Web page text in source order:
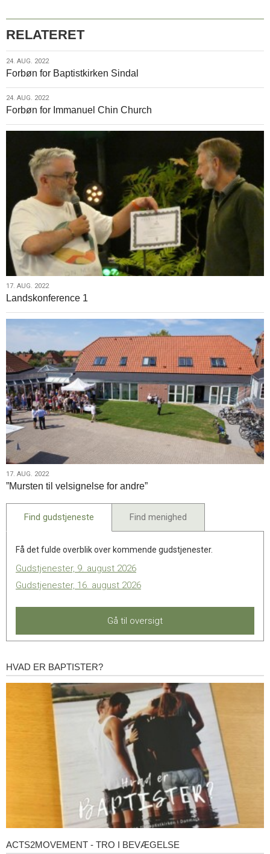
ny
formand
RELATERET
24.
aug.
2022
24. AUG. 2022
Forbøn for Baptistkirken Sindal
24.
aug.
2022
24. AUG. 2022
Forbøn for Immanuel Chin Church
17.
aug.
2022
17. AUG. 2022
Landskonference 1
17.
aug.
17. AUG. 2022
”Mursten til velsignelse for andre”
Find gudstjeneste Find menighed
Få det fulde overblik over kommende gudstjenester.
Gudstjenester, 9. august 2026
Gudstjenester, 16. august 2026
Gå til oversigt
Hvad
er
HVAD ER BAPTISTER?
Acts2Movement
ACTS2MOVEMENT - TRO I BEVÆGELSE